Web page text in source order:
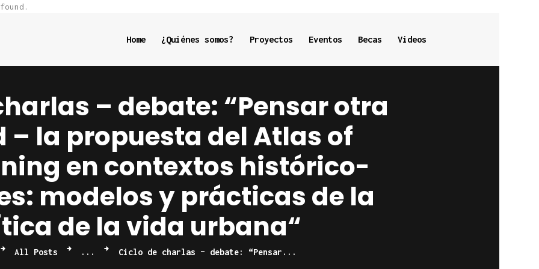
Home ¿Quiénes somos? Proyectos Eventos Becas Videos
– debate: “Pensar otra
– la propuesta del Atlas of
en contextos histórico-
modelos y prácticas de la
de la vida urbana“
All Posts ... Ciclo de charlas – debate: “Pensar...
¿Quiénes
Proyectos
Eventos
Becas
Videos